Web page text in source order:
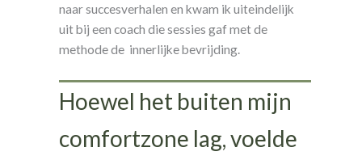
naar succesverhalen en kwam ik uiteindelijk
uit bij een coach die sessies gaf met de
methode de innerlijke bevrijding.
Hoewel het buiten mijn
comfortzone lag, voelde